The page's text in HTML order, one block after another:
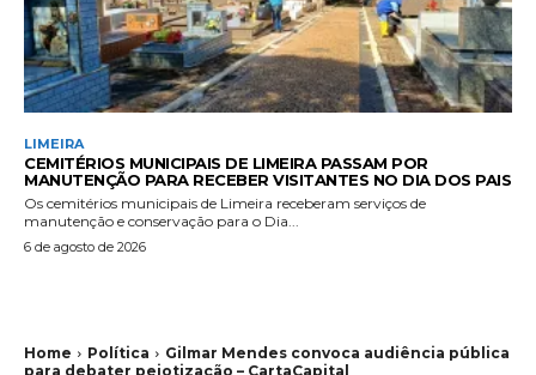
LIMEIRA
CEMITÉRIOS MUNICIPAIS DE LIMEIRA PASSAM POR
MANUTENÇÃO PARA RECEBER VISITANTES NO DIA DOS PAIS
Os cemitérios municipais de Limeira receberam serviços de
manutenção e conservação para o Dia...
6 de agosto de 2026